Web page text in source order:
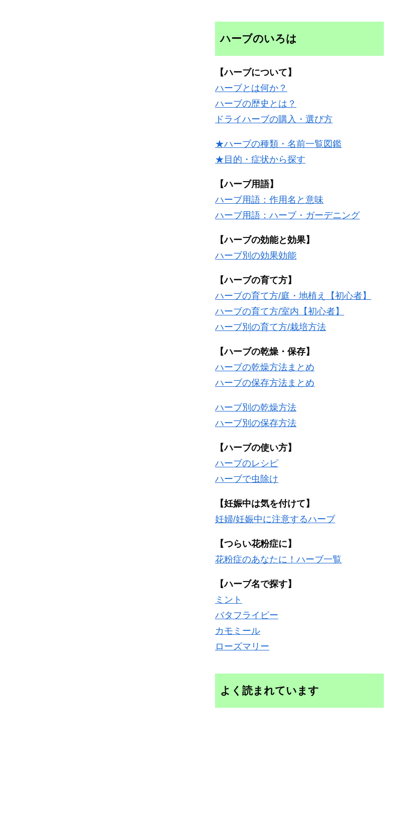
ハーブのいろは
【ハーブについて】
ハーブとは何か？
ハーブの歴史とは？
ドライハーブの購入・選び方
★ハーブの種類・名前一覧図鑑
★目的・症状から探す
【ハーブ用語】
ハーブ用語：作用名と意味
ハーブ用語：ハーブ・ガーデニング
【ハーブの効能と効果】
ハーブ別の効果効能
【ハーブの育て方】
ハーブの育て方/庭・地植え【初心者】
ハーブの育て方/室内【初心者】
ハーブ別の育て方/栽培方法
【ハーブの乾燥・保存】
ハーブの乾燥方法まとめ
ハーブの保存方法まとめ
ハーブ別の乾燥方法
ハーブ別の保存方法
【ハーブの使い方】
ハーブのレシピ
ハーブで虫除け
【妊娠中は気を付けて】
妊婦/妊娠中に注意するハーブ
【つらい花粉症に】
花粉症のあなたに！ハーブ一覧
【ハーブ名で探す】
ミント
バタフライピー
カモミール
ローズマリー
よく読まれています